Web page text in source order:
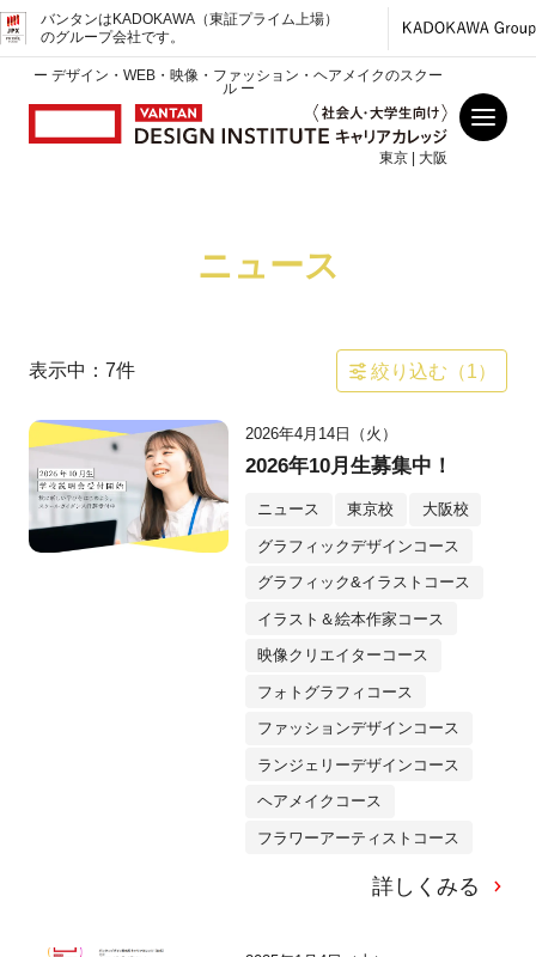
バンタンはKADOKAWA（東証プライム上場）
のグループ会社です。
ー デザイン・WEB・映像・ファッション・ヘアメイクのスクー
ル ー
東京 | 大阪
ニュース
表示中： 7件 絞り込む（1）
2026年4月14日（火）
2026年10月生募集中！
ニュース 東京校 大阪校
グラフィックデザインコース
グラフィック&イラストコース
イラスト＆絵本作家コース
映像クリエイターコース
フォトグラフィコース
ファッションデザインコース
ランジェリーデザインコース
ヘアメイクコース
フラワーアーティストコース
詳しくみる